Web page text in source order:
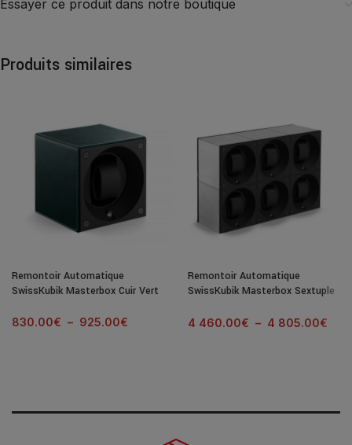
Essayer ce produit dans notre boutique
Produits similaires
Remontoir Automatique
SwissKubik Masterbox Cuir Vert
830.00€ – 925.00€
Remontoir Automatique
SwissKubik Masterbox Sextuple
4 460.00€ – 4 805.00€